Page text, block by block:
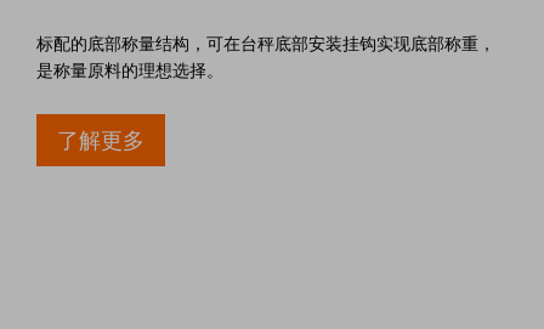
标配的底部称量结构，可在台秤底部安装挂钩实现底部称重，
是称量原料的理想选择。
了解更多